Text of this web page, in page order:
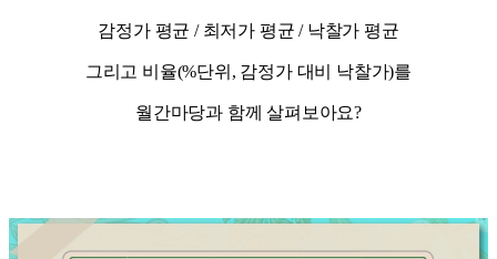
감정가 평균 / 최저가 평균 / 낙찰가 평균
그리고 비율(%단위, 감정가 대비 낙찰가)를
월간마당과 함께 살펴보아요?